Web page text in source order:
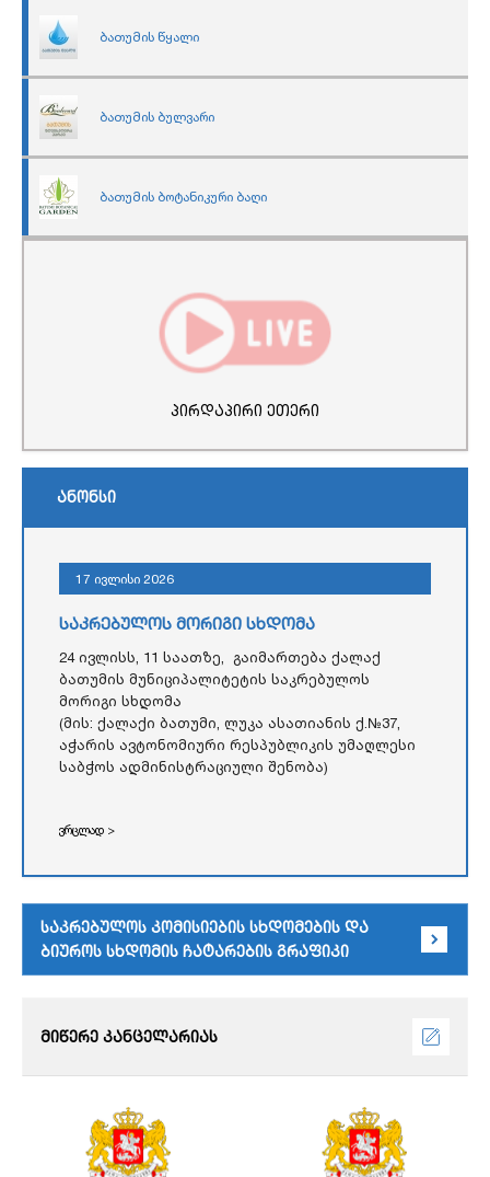
ბათუმის წყალი
ბათუმის ბულვარი
ბათუმის ბოტანიკური ბაღი
პირდაპირი ეთერი
ანონსი
17 ივლისი 2026
საკრებულოს მორიგი სხდომა
24 ივლისს, 11 საათზე, გაიმართება ქალაქ
ბათუმის მუნიციპალიტეტის საკრებულოს
მორიგი სხდომა
(მის: ქალაქი ბათუმი, ლუკა ასათიანის ქ.№37,
აჭარის ავტონომიური რესპუბლიკის უმაღლესი
საბჭოს ადმინისტრაციული შენობა)
ვრცლად >
საკრებულოს კომისიების სხდომების და
ბიუროს სხდომის ჩატარების გრაფიკი
მიწერე კანცელარიას